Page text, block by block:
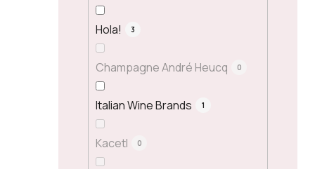
Hola! 3
Champagne André Heucq 0
Italian Wine Brands 1
Kacetl 0